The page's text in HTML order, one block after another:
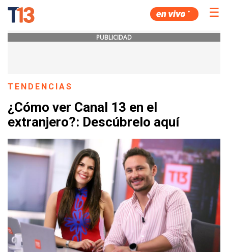
☰
PUBLICIDAD
TENDENCIAS
¿Cómo ver Canal 13 en el
extranjero?: Descúbrelo aquí